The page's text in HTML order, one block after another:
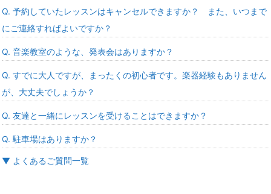
Q. 予約していたレッスンはキャンセルできますか？ また、いつまで
にご連絡すればよいですか？
Q. 音楽教室のような、発表会はありますか？
Q. すでに大人ですが、まったくの初心者です。楽器経験もありません
が、大丈夫でしょうか？
Q. 友達と一緒にレッスンを受けることはできますか？
Q. 駐車場はありますか？
▼ よくあるご質問一覧